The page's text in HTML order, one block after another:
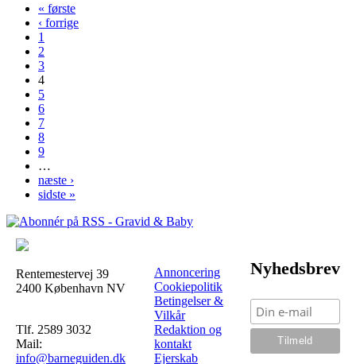
Sider« første
‹ forrige
1
2
3
4
5
6
7
8
9
…
næste ›
sidste »
Rentemestervej 39
2400 København NV
Tlf. 2589 3032
Mail:
info@barneguiden.dk
Annoncering
Cookiepolitik
Betingelser &
Vilkår
Redaktion og
kontakt
Ejerskab
Nyhedsbrev